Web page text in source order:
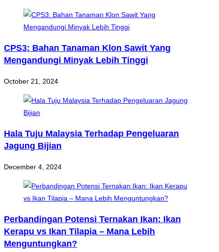
CPS3: Bahan Tanaman Klon Sawit Yang
Mengandungi Minyak Lebih Tinggi
October 21, 2024
Hala Tuju Malaysia Terhadap Pengeluaran
Jagung Bijian
December 4, 2024
Perbandingan Potensi Ternakan Ikan: Ikan
Kerapu vs Ikan Tilapia – Mana Lebih
Menguntungkan?